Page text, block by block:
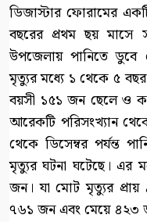
ডিজাস্টার ফোরামের
বছরের প্রথম ছয় মাসে
উপজেলায় পানিতে ডুবে
মৃত্যুর মধ্যে ১ থেকে ৫
বয়সী ১৫১ জন ছেলে ও
আরেকটি পরিসংখ্যান
থেকে ডিসেম্বর পর্যন্ত
মৃত্যুর ঘটনা ঘটেছে। এর
জন। যা মোট মৃত্যুর
৭৬১ জন এবং মেয়ে ৪২৩